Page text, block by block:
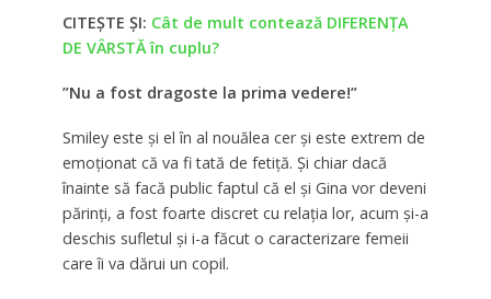
CITEȘTE ȘI: Cât de mult contează DIFERENȚA
DE VÂRSTĂ în cuplu?
”Nu a fost dragoste la prima vedere!”
Smiley este și el în al nouălea cer și este extrem de
emoționat că va fi tată de fetiță. Și chiar dacă
înainte să facă public faptul că el și Gina vor deveni
părinți, a fost foarte discret cu relația lor, acum și-a
deschis sufletul și i-a făcut o caracterizare femeii
care îi va dărui un copil.